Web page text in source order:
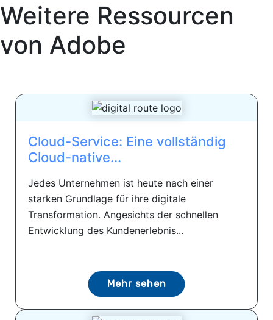
Weitere Ressourcen
von Adobe
Cloud-Service: Eine vollständig
Cloud-native...
Jedes Unternehmen ist heute nach einer
starken Grundlage für ihre digitale
Transformation. Angesichts der schnellen
Entwicklung des Kundenerlebnis...
Mehr sehen